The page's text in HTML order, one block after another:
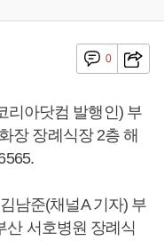
0
리아닷컴 발행인) 부
장 장례식장 2층 해
남준(채널A 기자) 부
산 서호병원 장례식